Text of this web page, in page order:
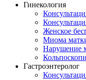
Гинекология
Женское
Миома
Нарушение
Гастроэнтеролог